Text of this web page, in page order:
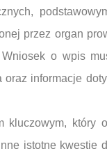
przez organ
o wpis
oraz informacje
kluczowym,
istotne kwestie